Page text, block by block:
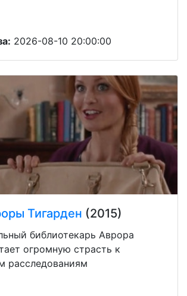
2026-08-10 20:00:00
Тигарден (2015)
библиотекарь Аврора
огромную страсть к
расследованиям